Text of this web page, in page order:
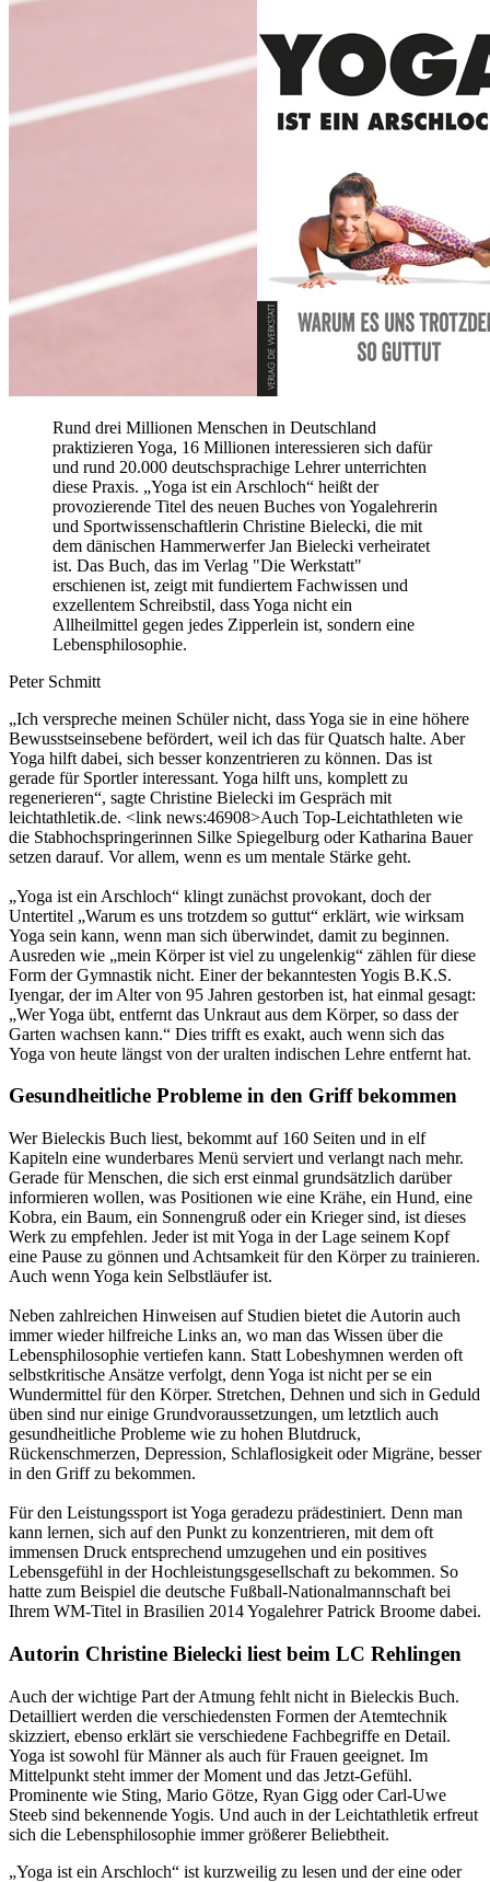
Rund drei Millionen Menschen in Deutschland
praktizieren Yoga, 16 Millionen interessieren sich dafür
und rund 20.000 deutschsprachige Lehrer unterrichten
diese Praxis. „Yoga ist ein Arschloch“ heißt der
provozierende Titel des neuen Buches von Yogalehrerin
und Sportwissenschaftlerin Christine Bielecki, die mit
dem dänischen Hammerwerfer Jan Bielecki verheiratet
ist. Das Buch, das im Verlag "Die Werkstatt"
erschienen ist, zeigt mit fundiertem Fachwissen und
exzellentem Schreibstil, dass Yoga nicht ein
Allheilmittel gegen jedes Zipperlein ist, sondern eine
Lebensphilosophie.
Peter Schmitt
„Ich verspreche meinen Schüler nicht, dass Yoga sie in eine höhere
Bewusstseinsebene befördert, weil ich das für Quatsch halte. Aber
Yoga hilft dabei, sich besser konzentrieren zu können. Das ist
gerade für Sportler interessant. Yoga hilft uns, komplett zu
regenerieren“, sagte Christine Bielecki im Gespräch mit
leichtathletik.de. <link news:46908>Auch Top-Leichtathleten wie
die Stabhochspringerinnen Silke Spiegelburg oder Katharina Bauer
setzen darauf. Vor allem, wenn es um mentale Stärke geht.
„Yoga ist ein Arschloch“ klingt zunächst provokant, doch der
Untertitel „Warum es uns trotzdem so guttut“ erklärt, wie wirksam
Yoga sein kann, wenn man sich überwindet, damit zu beginnen.
Ausreden wie „mein Körper ist viel zu ungelenkig“ zählen für diese
Form der Gymnastik nicht. Einer der bekanntesten Yogis B.K.S.
Iyengar, der im Alter von 95 Jahren gestorben ist, hat einmal gesagt:
„Wer Yoga übt, entfernt das Unkraut aus dem Körper, so dass der
Garten wachsen kann.“ Dies trifft es exakt, auch wenn sich das
Yoga von heute längst von der uralten indischen Lehre entfernt hat.
Gesundheitliche Probleme in den Griff bekommen
Wer Bieleckis Buch liest, bekommt auf 160 Seiten und in elf
Kapiteln eine wunderbares Menü serviert und verlangt nach mehr.
Gerade für Menschen, die sich erst einmal grundsätzlich darüber
informieren wollen, was Positionen wie eine Krähe, ein Hund, eine
Kobra, ein Baum, ein Sonnengruß oder ein Krieger sind, ist dieses
Werk zu empfehlen. Jeder ist mit Yoga in der Lage seinem Kopf
eine Pause zu gönnen und Achtsamkeit für den Körper zu trainieren.
Auch wenn Yoga kein Selbstläufer ist.
Neben zahlreichen Hinweisen auf Studien bietet die Autorin auch
immer wieder hilfreiche Links an, wo man das Wissen über die
Lebensphilosophie vertiefen kann. Statt Lobeshymnen werden oft
selbstkritische Ansätze verfolgt, denn Yoga ist nicht per se ein
Wundermittel für den Körper. Stretchen, Dehnen und sich in Geduld
üben sind nur einige Grundvoraussetzungen, um letztlich auch
gesundheitliche Probleme wie zu hohen Blutdruck,
Rückenschmerzen, Depression, Schlaflosigkeit oder Migräne, besser
in den Griff zu bekommen.
Für den Leistungssport ist Yoga geradezu prädestiniert. Denn man
kann lernen, sich auf den Punkt zu konzentrieren, mit dem oft
immensen Druck entsprechend umzugehen und ein positives
Lebensgefühl in der Hochleistungsgesellschaft zu bekommen. So
hatte zum Beispiel die deutsche Fußball-Nationalmannschaft bei
Ihrem WM-Titel in Brasilien 2014 Yogalehrer Patrick Broome dabei.
Autorin Christine Bielecki liest beim LC Rehlingen
Auch der wichtige Part der Atmung fehlt nicht in Bieleckis Buch.
Detailliert werden die verschiedensten Formen der Atemtechnik
skizziert, ebenso erklärt sie verschiedene Fachbegriffe en Detail.
Yoga ist sowohl für Männer als auch für Frauen geeignet. Im
Mittelpunkt steht immer der Moment und das Jetzt-Gefühl.
Prominente wie Sting, Mario Götze, Ryan Gigg oder Carl-Uwe
Steeb sind bekennende Yogis. Und auch in der Leichtathletik erfreut
sich die Lebensphilosophie immer größerer Beliebtheit.
„Yoga ist ein Arschloch“ ist kurzweilig zu lesen und der eine oder